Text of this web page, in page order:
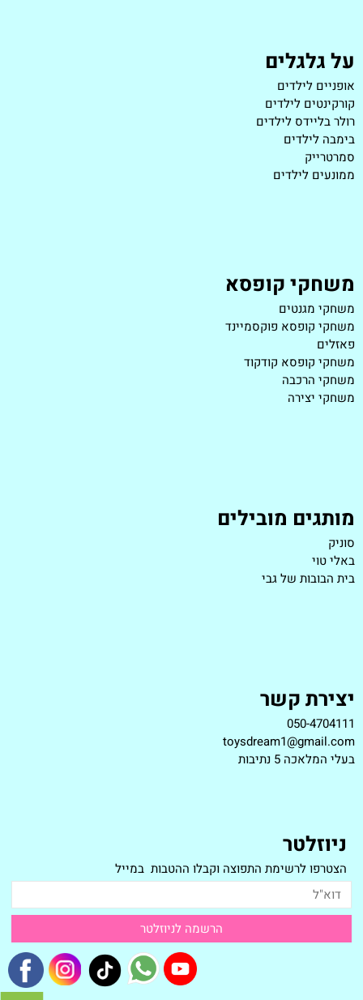
על גלגלים
אופניים לילדים
קורקינטים לילדים
רולר בליידס לילדים
בימבה לילדים
סמרטרייק
ממונעים לילדים
משחקי קופסא
משחקי מגנטים
משחקי קופסא פוקסמיינד
פאזלים
משחקי קופסא קודקוד
משחקי הרכבה
משחקי יצירה
מותגים מובילים
סוניק
באלי טוי
בית הבובות של גבי
יצירת קשר
050-4704111
toysdream1@gmail.com
בעלי המלאכה 5 נתיבות
ניוזלטר
הצטרפו לרשימת התפוצה וקבלו ההטבות במייל